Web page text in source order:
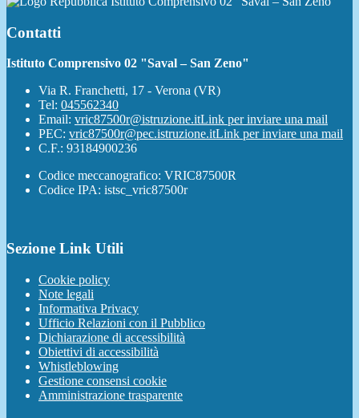
Contatti
Istituto Comprensivo 02 "Saval – San Zeno"
Via R. Franchetti, 17 - Verona (VR)
Tel: 045562340
Email: vric87500r@istruzione.itLink per inviare una mail
PEC: vric87500r@pec.istruzione.itLink per inviare una mail
C.F.: 93184900236
Codice meccanografico: VRIC87500R
Codice IPA: istsc_vric87500r
Sezione Link Utili
Cookie policy
Note legali
Informativa Privacy
Ufficio Relazioni con il Pubblico
Dichiarazione di accessibilità
Obiettivi di accessibilità
Whistleblowing
Gestione consensi cookie
Amministrazione trasparente